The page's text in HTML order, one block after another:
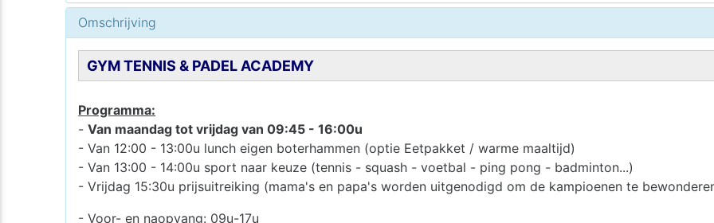
Omschrijving
GYM TENNIS & PADEL ACADEMY
Programma:
-Van maandag tot vrijdag van 09:45 - 16:00u
- Van 12:00 - 13:00u lunch eigen boterhammen (optie Eetpakket / warme maaltijd)
- Van 13:00 - 14:00u sport naar keuze (tennis - squash - voetbal - ping pong - badminton...)
- Vrijdag 15:30u prijsuitreiking (mama's en papa's worden uitgenodigd om de kampioenen te
- Voor- en naopvang: 09u-17u